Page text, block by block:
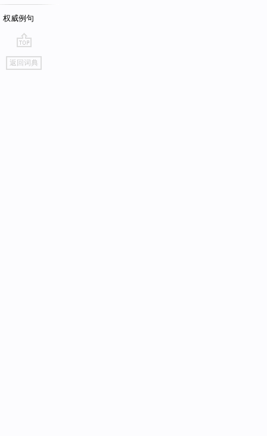
权威例句
go
top
返回词典